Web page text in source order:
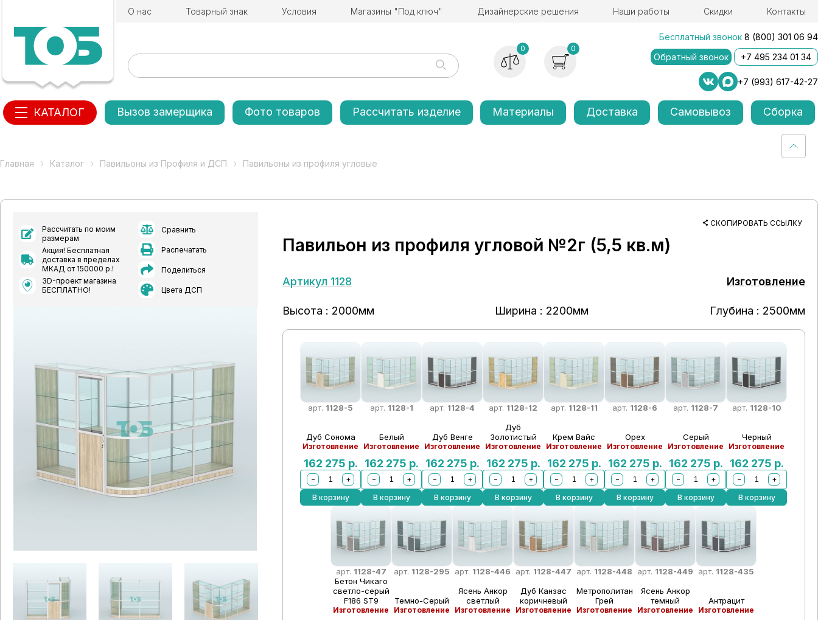
О нас Товарный знак Условия Магазины "Под ключ" Дизайнерские решения Наши работы Скидки Контакты
0 0
Бесплатный звонок 8 (800) 301 06 94
Обратный звонок
+7 495 234 01 34
+7 (993) 617-42-27
КАТАЛОГ Вызов замерщика Фото товаров Рассчитать изделие Материалы Доставка Самовывоз Сборка
Главная Каталог Павильоны из Профиля и ДСП Павильоны из профиля угловые
Рассчитать по моим
размерам
Акция! Бесплатная
доставка в пределах
МКАД от 150000 р.!
3D-проект магазина
БЕСПЛАТНО!
Сравнить
Распечатать
Поделиться
Цвета ДСП
СКОПИРОВАТЬ ССЫЛКУ
Павильон из профиля угловой №2г (5,5 кв.м)
Артикул 1128 Изготовление
Высота : 2000мм Ширина : 2200мм Глубина : 2500мм
арт. 1128-5
Дуб Сонома
Изготовление
162 275 р.
−
+
В корзину
арт. 1128-1
Белый
Изготовление
162 275 р.
−
+
В корзину
арт. 1128-4
Дуб Венге
Изготовление
162 275 р.
−
+
В корзину
арт. 1128-12
Дуб
Золотистый
Изготовление
162 275 р.
−
+
В корзину
арт. 1128-11
Крем Вайс
Изготовление
162 275 р.
−
+
В корзину
арт. 1128-6
Орех
Изготовление
162 275 р.
−
+
В корзину
арт. 1128-7
Серый
Изготовление
162 275 р.
−
+
В корзину
арт. 1128-10
Черный
Изготовление
162 275 р.
−
+
В корзину
арт. 1128-47
Бетон Чикаго
светло-серый
F186 ST9
Изготовление
арт. 1128-295
Темно-Серый
Изготовление
арт. 1128-446
Ясень Анкор
светлый
Изготовление
арт. 1128-447
Дуб Канзас
коричневый
Изготовление
арт. 1128-448
Метрополитан
Грей
Изготовление
арт. 1128-449
Ясень Анкор
темный
Изготовление
арт. 1128-435
Антрацит
Изготовление